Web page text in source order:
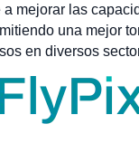
mejorar las
una mejor
en diversos